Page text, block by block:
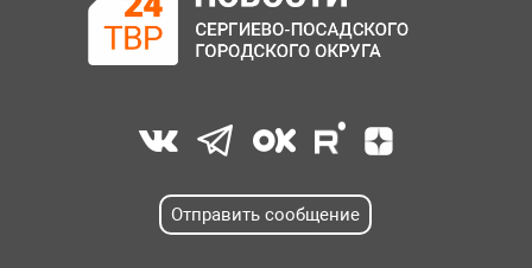
Отправить сообщение